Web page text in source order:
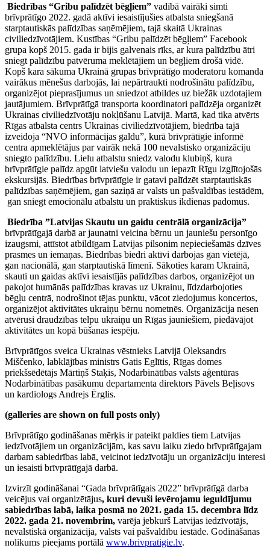
Biedrības “Gribu palīdzēt bēgļiem” vadībā vairāki simti
brīvprātīgo 2022. gadā aktīvi iesaistījušies atbalsta sniegšanā
starptautiskās palīdzības saņēmējiem, tajā skaitā Ukrainas
civiliedzīvotājiem. Kustības “Gribu palīdzēt bēgļiem” Facebook
grupa kopš 2015. gada ir bijis galvenais rīks, ar kura palīdzību ātri
sniegt palīdzību patvēruma meklētājiem un bēgļiem drošā vidē.
Kopš kara sākuma Ukrainā grupas brīvprātīgo moderatoru komanda
vairākus mēnešus darbojās, lai nepārtraukti nodrošinātu palīdzību,
organizējot pieprasījumus un sniedzot atbildes uz biežāk uzdotajiem
jautājumiem. Brīvprātīgā transporta koordinatori palīdzēja organizēt
Ukrainas civiliedzīvotāju nokļūšanu Latvijā. Martā, kad tika atvērts
Rīgas atbalsta centrs Ukrainas civiliedzīvotājiem, biedrība tajā
izveidoja “NVO informācijas galdu”, kurā brīvprātīgie informē
centra apmeklētājus par vairāk nekā 100 nevalstisko organizāciju
sniegto palīdzību. Lielu atbalstu sniedz valodu klubiņš, kura
brīvprātīgie palīdz apgūt latviešu valodu un iepazīt Rīgu izglītojošās
ekskursijās. Biedrības brīvprātīgie ir gatavi palīdzēt starptautiskās
palīdzības saņēmējiem, gan saziņā ar valsts un pašvaldības iestādēm,
gan sniegt emocionālu atbalstu un praktiskus ikdienas padomus.
Biedrība ”Latvijas Skautu un gaidu centrālā organizācija”
brīvprātīgajā darbā ar jaunatni veicina bērnu un jauniešu personīgo
izaugsmi, attīstot atbildīgam Latvijas pilsonim nepieciešamās dzīves
prasmes un iemaņas. Biedrības biedri aktīvi darbojas gan vietējā,
gan nacionālā, gan starptautiskā līmenī. Sākoties karam Ukrainā,
skauti un gaidas aktīvi iesaistījās palīdzības darbos, organizējot un
pakojot humānās palīdzības kravas uz Ukrainu, līdzdarbojoties
bēgļu centrā, nodrošinot tējas punktu, vācot ziedojumus koncertos,
organizējot aktivitātes ukraiņu bērnu nometnēs. Organizācija nesen
atvērusi draudzības telpu ukraiņu un Rīgas jauniešiem, piedāvājot
aktivitātes un kopā būšanas iespēju.
Brīvprātīgos sveica Ukrainas vēstnieks Latvijā Oleksandrs
Miščenko, labklājības ministrs Gatis Eglītis, Rīgas domes
priekšsēdētājs Mārtiņš Staķis, Nodarbinātības valsts aģentūras
Nodarbinātības pasākumu departamenta direktors Pāvels Beļisovs
un kardiologs Andrejs Ērglis.
(galleries are shown on full posts only)
Brīvprātīgo godināšanas mērķis ir pateikt paldies tiem Latvijas
iedzīvotājiem un organizācijām, kas savu laiku ziedo brīvprātīgajam
darbam sabiedrības labā, veicinot iedzīvotāju un organizāciju interesi
un iesaisti brīvprātīgajā darbā.
Izvirzīt godināšanai “Gada brīvprātīgais 2022” brīvprātīgā darba
veicējus vai organizētājus, kuri devuši ievērojamu ieguldījumu
sabiedrības labā, laika posmā no 2021. gada 15. decembra līdz
2022. gada 21. novembrim, varēja jebkurš Latvijas iedzīvotājs,
nevalstiskā organizācija, valsts vai pašvaldību iestāde. Godināšanas
nolikums pieejams portālā www.brivpratigie.lv.